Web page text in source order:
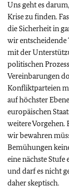
Uns geht es
Krise zu finden.
die Sicherheit in
wir entscheidende
mit der
politischen
Vereinbarungen
Konfliktparteien
auf höchster
europäischen
weitere Vorgehen.
wir bewahren
Bemühungen
eine nächste
und darf es nicht
daher skeptisch.